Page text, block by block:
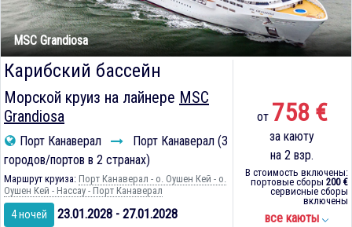
MSC Grandiosa
Карибский бассейн
Морской круиз на лайнере MSC
Grandiosa
Порт Канаверал
Порт Канаверал (3
городов/портов в 2 странах)
Маршрут круиза: Порт Канаверал - о. Оушен Кей - о.
Оушен Кей - Нассау - Порт Канаверал
4 ночей 23.01.2028 - 27.01.2028
от 758 €
за каюту
на 2 взр.
В стоимость включены:
портовые сборы 200 €
сервисные сборы
включены
все каюты